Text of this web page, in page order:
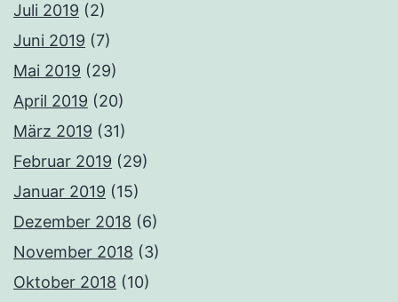
Juli 2019 (2)
Juni 2019 (7)
Mai 2019 (29)
April 2019 (20)
März 2019 (31)
Februar 2019 (29)
Januar 2019 (15)
Dezember 2018 (6)
November 2018 (3)
Oktober 2018 (10)